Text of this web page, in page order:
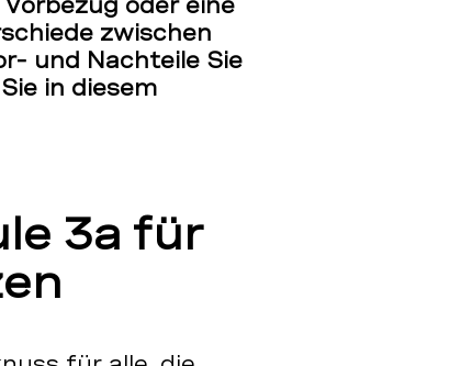
zwischen
und Nachteile Sie
in diesem
3a für